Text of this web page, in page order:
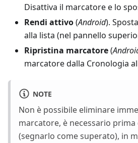
Disattiva il marcatore e lo
Rendi attivo(Android).
alla lista (nel pannello
Ripristina marcatore(
marcatore dalla Cronologia
NOTE
Non è possibile eliminare
marcatore, è necessario
(segnarlo come superato), in